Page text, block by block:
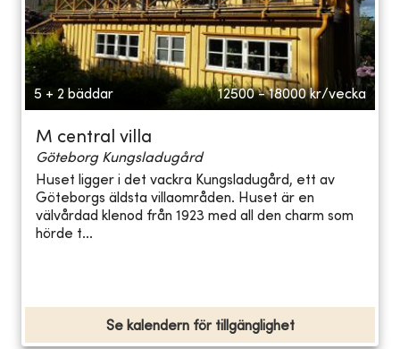
5 + 2 bäddar 12500 - 18000 kr/vecka
M central villa
Göteborg Kungsladugård
Huset ligger i det vackra Kungsladugård, ett av
Göteborgs äldsta villaområden. Huset är en
välvårdad klenod från 1923 med all den charm som
hörde t...
Se kalendern för tillgänglighet